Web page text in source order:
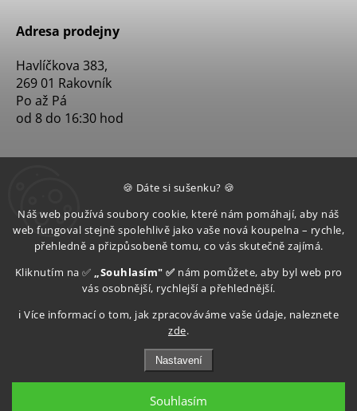
🍪 Dáte si sušenku? 🍪
Náš web používá soubory cookie, které nám pomáhají, aby náš
web fungoval stejně spolehlivě jako vaše nová koupelna – rychle,
přehledně a přizpůsobeně tomu, co vás skutečně zajímá.
Kliknutím na ✅ „Souhlasím" ✅ nám pomůžete, aby byl web pro
vás osobnější, rychlejší a přehlednější.
ℹ️ Více informací o tom, jak zpracováváme vaše údaje, naleznete
zde.
Nastavení
Souhlasím
Adresa prodejny
Havlíčkova 383,
269 01 Rakovník
Po až Pá
od 8 do 16:30 hod